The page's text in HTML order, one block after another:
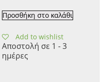
Προσθήκη στο καλάθι
Add to wishlist
Αποστολή σε 1 - 3
ημέρες